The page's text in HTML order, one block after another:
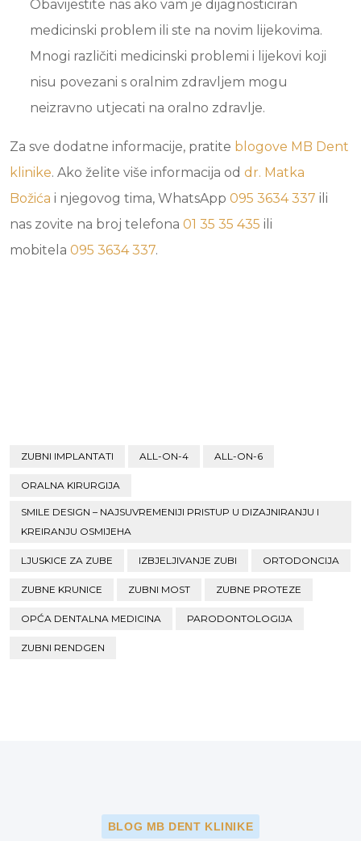
Obavijestite nas ako vam je dijagnosticiran
medicinski problem ili ste na novim lijekovima.
Mnogi različiti medicinski problemi i lijekovi koji
nisu povezani s oralnim zdravljem mogu
neizravno utjecati na oralno zdravlje.
Za sve dodatne informacije, pratite blogove MB Dent
klinike. Ako želite više informacija od dr. Matka
Božića i njegovog tima, WhatsApp 095 3634 337 ili
nas zovite na broj telefona 01 35 35 435 ili
mobitela 095 3634 337.
ZUBNI IMPLANTATI ALL-ON-4 ALL-ON-6
ORALNA KIRURGIJA
SMILE DESIGN – NAJSUVREMENIJI PRISTUP U DIZAJNIRANJU I
KREIRANJU OSMIJEHA
LJUSKICE ZA ZUBE IZBJELJIVANJE ZUBI ORTODONCIJA
ZUBNE KRUNICE ZUBNI MOST ZUBNE PROTEZE
OPĆA DENTALNA MEDICINA PARODONTOLOGIJA
ZUBNI RENDGEN
BLOG MB DENT KLINIKE